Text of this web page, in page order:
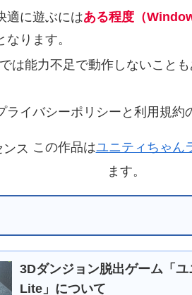
適に遊ぶにはある程度（
なります。
は能力不足で動作しないこと
ライバシーポリシーと利用規約
この作品はユニティちゃん
ます。
3Dダンジョン脱出ゲーム「
Lite」について